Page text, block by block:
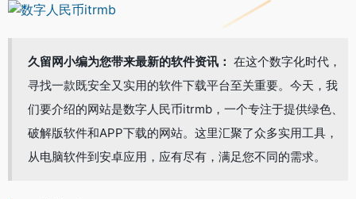
久留网小编为您带来最新的软件资讯： 在这个数字化时代，
寻找一款既安全又实用的软件下载平台至关重要。今天，我
们要介绍的网站是数字人民币itrmb，一个专注于提供绿色、
破解版软件和APP下载的网站。这里汇聚了众多实用工具，
从电脑软件到安卓应用，应有尽有，满足您不同的需求。